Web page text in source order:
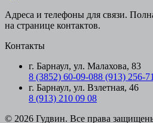
Адреса и телефоны для связи.
на странице контактов.
Контакты
г. Барнаул, ул. Малахова, 83
8 (3852) 60-09-088 (913) 256-
г. Барнаул, ул. Взлетная, 46
8 (913) 210 09 08
© 2026 Гудвин. Все права